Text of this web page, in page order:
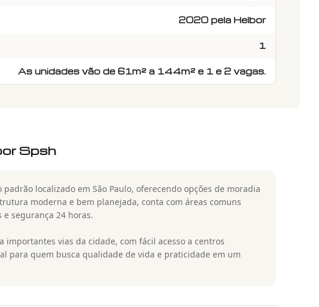
2020 pela Helbor
1
As unidades vão de 61m² a 144m² e 1 e 2 vagas.
Spsh
localizado em São Paulo, oferecendo opções de moradia
moderna e bem planejada, conta com áreas comuns
e segurança 24 horas.
importantes vias da cidade, com fácil acesso a centros
para quem busca qualidade de vida e praticidade em um